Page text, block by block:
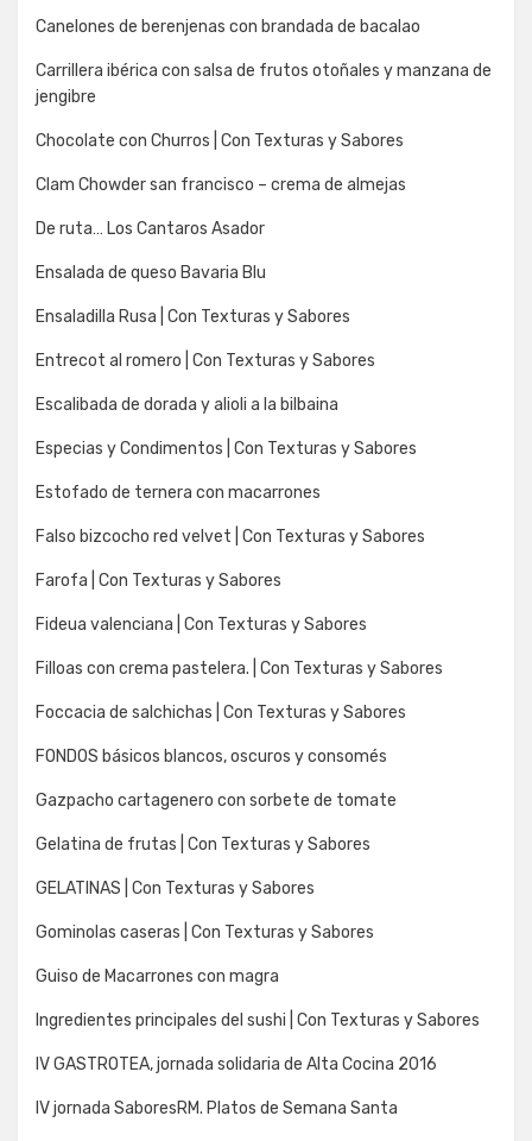
Canelones de berenjenas con brandada de bacalao
Carrillera ibérica con salsa de frutos otoñales y manzana de
jengibre
Chocolate con Churros | Con Texturas y Sabores
Clam Chowder san francisco – crema de almejas
De ruta… Los Cantaros Asador
Ensalada de queso Bavaria Blu
Ensaladilla Rusa | Con Texturas y Sabores
Entrecot al romero | Con Texturas y Sabores
Escalibada de dorada y alioli a la bilbaina
Especias y Condimentos | Con Texturas y Sabores
Estofado de ternera con macarrones
Falso bizcocho red velvet | Con Texturas y Sabores
Farofa | Con Texturas y Sabores
Fideua valenciana | Con Texturas y Sabores
Filloas con crema pastelera. | Con Texturas y Sabores
Foccacia de salchichas | Con Texturas y Sabores
FONDOS básicos blancos, oscuros y consomés
Gazpacho cartagenero con sorbete de tomate
Gelatina de frutas | Con Texturas y Sabores
GELATINAS | Con Texturas y Sabores
Gominolas caseras | Con Texturas y Sabores
Guiso de Macarrones con magra
Ingredientes principales del sushi | Con Texturas y Sabores
IV GASTROTEA, jornada solidaria de Alta Cocina 2016
IV jornada SaboresRM. Platos de Semana Santa